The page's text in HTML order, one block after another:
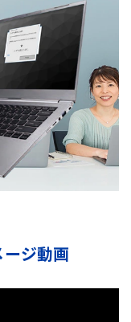
ージ動画